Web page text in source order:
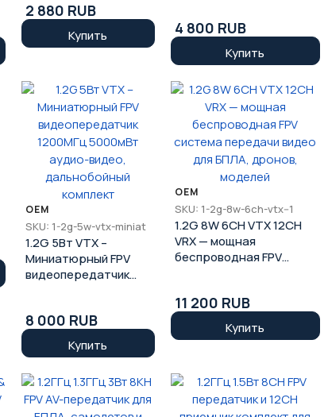
2 880 RUB
Купить 4 800 RUB
Купить
OEM
SKU: 1-2g-5w-vtx-miniat
1.2G 5Вт VTX –
Миниатюрный FPV
видеопередатчик
дальнобойный
комплект
8 000 RUB
Купить
OEM
SKU: 1-2g-8w-6ch-vtx--1
1.2G 8W 6CH VTX 12CH
VRX — мощная
беспроводная FPV
дронов, моделей
11 200 RUB
Купить